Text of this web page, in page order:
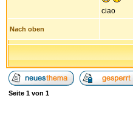
ciao
Nach oben
Seite 1 von 1